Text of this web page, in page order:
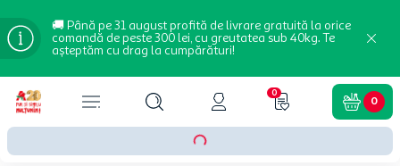
🚚 Până pe 31 august profită de livrare gratuită la orice
comandă de peste 300 lei, cu greutatea sub 40kg. Te
așteptăm cu drag la cumpărături!
0
0